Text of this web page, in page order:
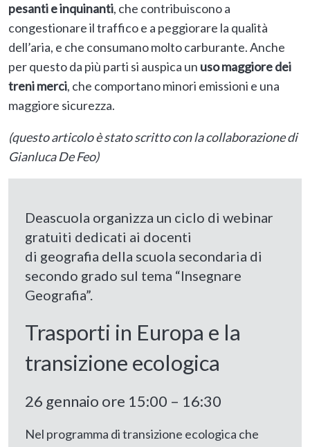
pesanti e inquinanti, che contribuiscono a
congestionare il traffico e a peggiorare la qualità
dell’aria, e che consumano molto carburante. Anche
per questo da più parti si auspica un uso maggiore dei
treni merci, che comportano minori emissioni e una
maggiore sicurezza.
(questo articolo è stato scritto con la collaborazione di
Gianluca De Feo)
Deascuola organizza un ciclo di webinar
gratuiti dedicati ai docenti
di geografia della scuola secondaria di
secondo grado sul tema “Insegnare
Geografia”.
Trasporti in Europa e la
transizione ecologica
26 gennaio ore 15:00 – 16:30
Nel programma di transizione ecologica che